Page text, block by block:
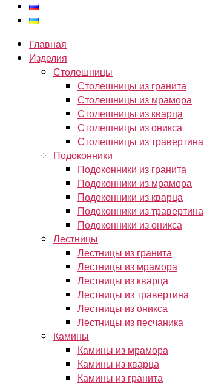
Главная
Изделия
Столешницы
Столешницы из гранита
Столешницы из мрамора
Столешницы из кварца
Столешницы из оникса
Столешницы из травертина
Подоконники
Подоконники из гранита
Подоконники из мрамора
Подоконники из кварца
Подоконники из травертина
Подоконники из оникса
Лестницы
Лестницы из гранита
Лестницы из мрамора
Лестницы из кварца
Лестницы из травертина
Лестницы из оникса
Лестницы из песчаника
Камины
Камины из мрамора
Камины из кварца
Камины из гранита